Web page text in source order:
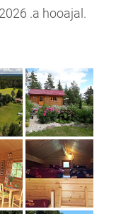
.a hooajal.